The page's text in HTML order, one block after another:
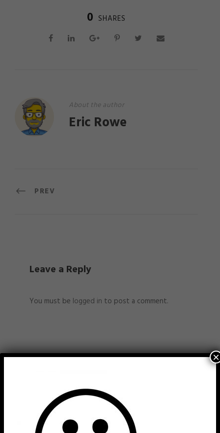
0 SHARES
About the author
Eric Rowe
PREV
Leave a Reply
You must be logged in to post a comment.
TEXT WIDGET
×